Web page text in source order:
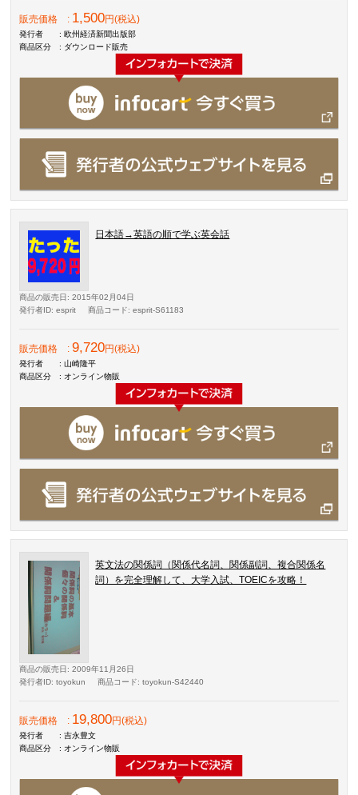
販売価格 : 1,500円(税込)
発行者
: 欧州経済新聞出版部
商品区分
: ダウンロード販売
日本語→英語の順で学ぶ英会話
商品の販売日 : 2015年02月04日
発行者ID: esprit 商品コード: esprit-S61183
販売価格 :9,720円(税込)
発行者
: 山崎隆平
商品区分
: オンライン物販
英文法の関係詞（関係代名詞、関係副詞、複合関係名
詞）を完全理解して、大学入試、TOEICを攻略！
商品の販売日 : 2009年11月26日
発行者ID: toyokun 商品コード: toyokun-S42440
販売価格 : 19,800円(税込)
発行者
: 吉永豊文
商品区分
: オンライン物販